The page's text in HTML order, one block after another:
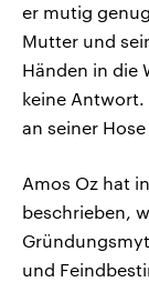
er mutig
Mutter und
Händen in die
keine
an seiner Hose
Amos Oz hat
beschrieben,
und